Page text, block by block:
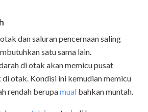
dan saluran pencernaan saling
satu sama lain.
di otak akan memicu pusat
otak. Kondisi ini kemudian memicu
rendah berupamual bahkan muntah.